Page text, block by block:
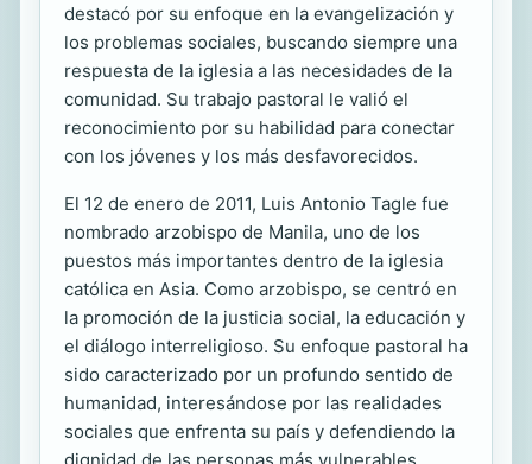
destacó por su enfoque en la evangelización y
los problemas sociales, buscando siempre una
respuesta de la iglesia a las necesidades de la
comunidad. Su trabajo pastoral le valió el
reconocimiento por su habilidad para conectar
con los jóvenes y los más desfavorecidos.
El 12 de enero de 2011, Luis Antonio Tagle fue
nombrado arzobispo de Manila, uno de los
puestos más importantes dentro de la iglesia
católica en Asia. Como arzobispo, se centró en
la promoción de la justicia social, la educación y
el diálogo interreligioso. Su enfoque pastoral ha
sido caracterizado por un profundo sentido de
humanidad, interesándose por las realidades
sociales que enfrenta su país y defendiendo la
dignidad de las personas más vulnerables.